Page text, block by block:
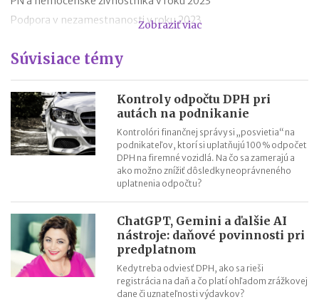
Podpora v nezamestnanosti v roku 2023
Ročné zúčtovanie dane za rok 2022 (v roku 2023)
Výpočet čistej mzdy v roku 2023
Daňový bonus na dieťa od 1.1.2023 – príklady
Daňový bonus na dieťa od 1.1.2023
Zobraziť viac
Súvisiace témy
Kontroly odpočtu DPH pri
autách na podnikanie
Kontrolóri finančnej správy si „posvietia“ na
podnikateľov, ktorí si uplatňujú 100 % odpočet
DPH na firemné vozidlá. Na čo sa zamerajú a
ako možno znížiť dôsledky neoprávneného
uplatnenia odpočtu?
ChatGPT, Gemini a ďalšie AI
nástroje: daňové povinnosti pri
predplatnom
Kedy treba odviesť DPH, ako sa rieši
registrácia na daň a čo platí ohľadom zrážkovej
dane či uznateľnosti výdavkov?